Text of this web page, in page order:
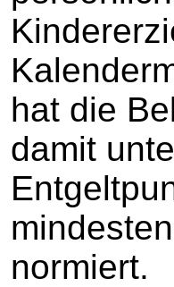
hat die
damit
normiert.